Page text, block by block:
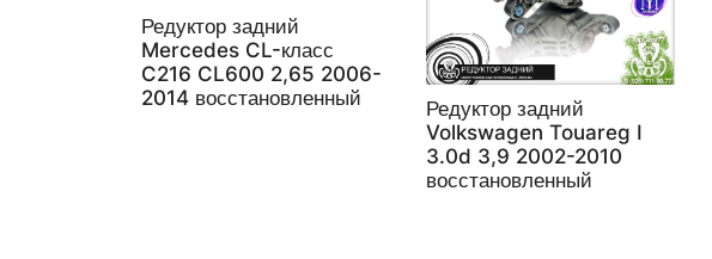
Редуктор задний
Mercedes CL-класс
C216 CL600 2,65 2006-
2014 восстановленный
Редуктор задний
Volkswagen Touareg I
3.0d 3,9 2002-2010
восстановленный